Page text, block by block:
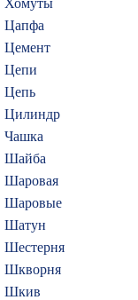
Хомуты
Цапфа
Цемент
Цепи
Цепь
Цилиндр
Чашка
Шайба
Шаровая
Шаровые
Шатун
Шестерня
Шкворня
Шкив